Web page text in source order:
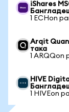
iShares
1 ECHon
Arqit
така
1 ARQQon
HIVE
1 HIVEon